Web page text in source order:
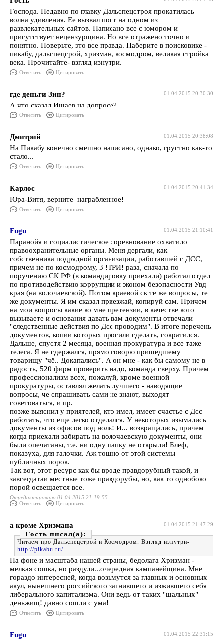
Господа. Недавно по главку Дальспецстроя прокатилась
волна удивления. Ее вызвал пост на одном из
развлекательных сайтов. Написано все с юмором и
присутствует нецензурщина. Но все отражено точно и
понятно. Поверьте, это все правда. Наберите в поисковике -
пикабу, дальспецсрой, хризман, космодром, великая стройка
века. Прочитайте- взгляд изнутри.
Ответить Цитировать
01.04.2015 20:30:30
где деньги Зин?
А что сказал Ишаев на допросе?
Ответить Цитировать
01.04.2015 20:38:08
Дмитрий
На Пикабу конечно смешно написано, однако, грустно как-то
стало...
Ответить Цитировать
01.04.2015 20:41:34
Карлос
Юра-Витя, верните награбленное!
Ответить Цитировать
01.04.2015 21:10:41
Fugu
Паранойя и социалистическое соревнование охватило
правоохранительные органы. Меня дергали, как
собственника подрядной организации, работавшей с ДСС,
причем не по космодрому, 3 !ТРИ! раза, сначала по
поручению СК РФ (в командировку приехали) работал отдел
по противодействию коррупции и эконом безопасности Увд
края (на волочаевской). Потом краевой ск те же вопросы, те
же документы. Я им сказал приезжай, копируй сам. Причем
на мои вопросы какие ко мне претензии, в качестве кого
вызываете и основания давать вам документы отвечали
"следственные действия по Дсс проводим". В итоге перечень
документов, копии которых просили сделать, сократился.
Дальше, спустя 2 месяца, военная прокуратура и все таже
телега. Я не сдержался, прямо говорю пришедшему
товарищу "чё.. Докапались". А он мне - как бы самому не в
радость, 520 фирм проверить надо, команда сверху. Причем
профессионализм всех, пожалуй, кроме военной
прокуратуры, оставлял желать лучшего - наводящие
вопросы, че спрашивать сами не знают, выходят
советоваться, и пр.
позже выяснил у приятелей, кто имел, имеет счастье с Дсс
работать, что еще легко отделался. У некоторых изымались
документы из офисов под ноль! И... возвращались, причем
когда приехали забирать на волочаевскую документы, они
были опечатаны, т.е. ни одну папку не открыли! Блеф,
показуха, для галочки. Аж тошно от этой системы
публичных порок.
Так вот, этот ресурс как бы вроде правдорубный такой, и
завсегдатаи местные тоже правдорубы, но, как то однобоко
порой освещается все.
Отредактировано 01.04.2015 21:19:55
Ответить
Цитировать
01.04.2015 21:47:29
а кроме Хризмана
Гость
Читаем про Дальспецстрой и Космодром. Взгляд изнутри-
http://pikabu.ru/
На фоне и масштаба нашей страны, бедолага Хризман -
мелкая сошка, но раздули...очередная кампанейщина. Мне
гораздо интересней, когда возьмутся за главных и основных
акул, нынешнего российского загнившего и изжившего себя
либерального капитализма. Они ведь от таких "шальных"
деньжищ! давно сошли с ума!
Ответить Цитировать
01.04.2015 22:31:15
Fugu